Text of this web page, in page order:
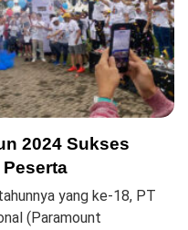
2024 Sukses
yang ke-18, PT
(Paramount